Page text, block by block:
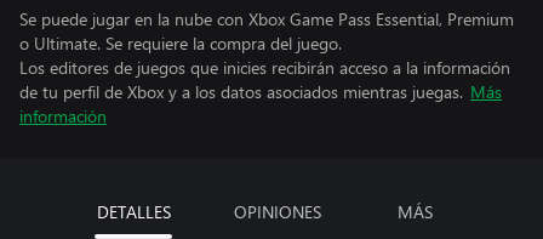
Se puede jugar en la nube con Xbox Game Pass Essential, Premium
o Ultimate. Se requiere la compra del juego.
Los editores de juegos que inicies recibirán acceso a la información
de tu perfil de Xbox y a los datos asociados mientras juegas. Más
información
DETALLES OPINIONES MÁS